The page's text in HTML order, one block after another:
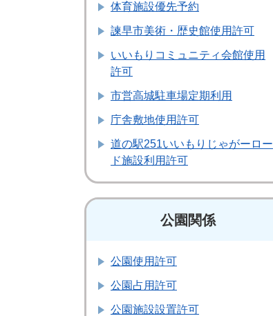
体育施設優先予約
諫早市美術・歴史館使用許可
いいもりコミュニティ会館使用
許可
市営高城駐車場定期利用
庁舎敷地使用許可
道の駅251いいもりじゃがーロー
ド施設利用許可
公園関係
公園使用許可
公園占用許可
公園施設設置許可